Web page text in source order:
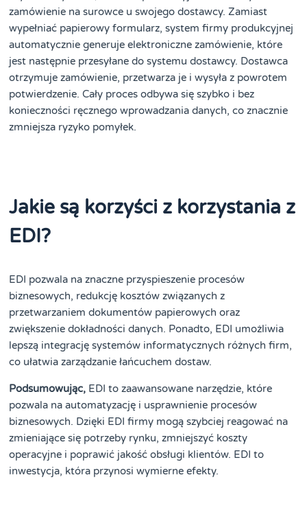
zamówienie na surowce u swojego dostawcy. Zamiast
wypełniać papierowy formularz, system firmy produkcyjnej
automatycznie generuje elektroniczne zamówienie, które
jest następnie przesyłane do systemu dostawcy. Dostawca
otrzymuje zamówienie, przetwarza je i wysyła z powrotem
potwierdzenie. Cały proces odbywa się szybko i bez
konieczności ręcznego wprowadzania danych, co znacznie
zmniejsza ryzyko pomyłek.
Jakie są korzyści z korzystania z
EDI?
EDI pozwala na znaczne przyspieszenie procesów
biznesowych, redukcję kosztów związanych z
przetwarzaniem dokumentów papierowych oraz
zwiększenie dokładności danych. Ponadto, EDI umożliwia
lepszą integrację systemów informatycznych różnych firm,
co ułatwia zarządzanie łańcuchem dostaw.
Podsumowując, EDI to zaawansowane narzędzie, które
pozwala na automatyzację i usprawnienie procesów
biznesowych. Dzięki EDI firmy mogą szybciej reagować na
zmieniające się potrzeby rynku, zmniejszyć koszty
operacyjne i poprawić jakość obsługi klientów. EDI to
inwestycja, która przynosi wymierne efekty.